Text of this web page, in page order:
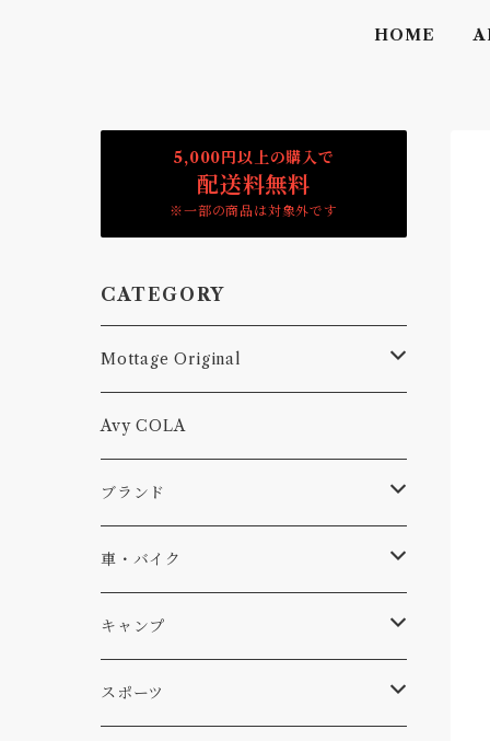
HOME
5,000円以上の購入で
配送料無料
※一部の商品は対象外です
CATEGORY
Mottage Original
Tシャツ
キャップ、ニット
ソックス
雑貨
ステッカー
Avy COLA
ブランド
Db
サーフ
スキー
A-Frame
DOGS
Four My Self
車・バイク
車外
マット、シート
キャンプ
ファニチャー
スポーツ